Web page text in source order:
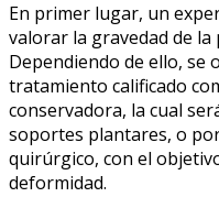
En primer lugar, un
valorar la gravedad de la
Dependiendo de ello, se
tratamiento calificado
conservadora, la cual
soportes plantares, o
quirúrgico, con el
deformidad.